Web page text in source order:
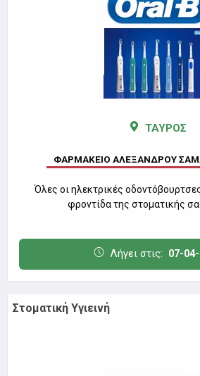
ΤΑΥΡΟΣ
ΦΑΡΜΑΚΕΙΟ ΑΛΕΞΑΝΔΡΟΥ
Όλες οι ηλεκτρικές
φροντίδα της στοματικής
Λήγει στις: 07-
Στοματική Υγιεινή